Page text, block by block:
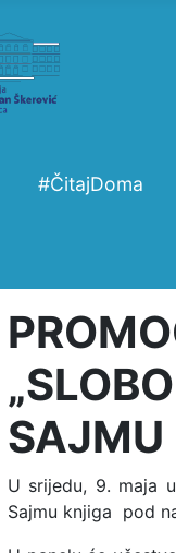
#ČitajDoma
SAJMU
U srijedu, 9. maja
Sajmu knjiga pod